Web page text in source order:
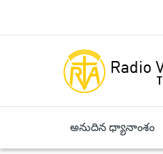
అనుదిన ధ్యానాంశం